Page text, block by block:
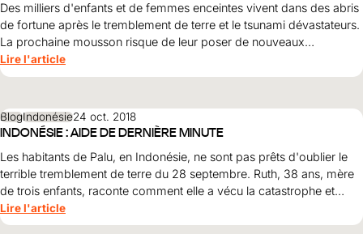
Des milliers d'enfants et de femmes enceintes vivent dans des abris
de fortune après le tremblement de terre et le tsunami dévastateurs.
La prochaine mousson risque de leur poser de nouveaux
problèmes.
Lire l'article
BlogIndonésie24 oct. 2018
INDONÉSIE : AIDE DE DERNIÈRE MINUTE
Les habitants de Palu, en Indonésie, ne sont pas prêts d'oublier le
terrible tremblement de terre du 28 septembre. Ruth, 38 ans, mère
de trois enfants, raconte comment elle a vécu la catastrophe et
comment World Vision a pu aider.
Lire l'article